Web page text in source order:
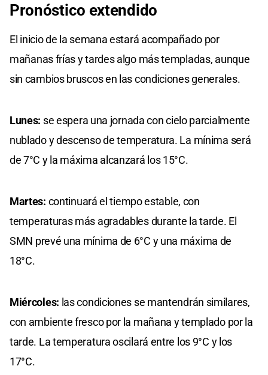
Pronóstico extendido
El inicio de la semana estará acompañado por
mañanas frías y tardes algo más templadas, aunque
sin cambios bruscos en las condiciones generales.
Lunes: se espera una jornada con cielo parcialmente
nublado y descenso de temperatura. La mínima será
de 7°C y la máxima alcanzará los 15°C.
Martes: continuará el tiempo estable, con
temperaturas más agradables durante la tarde. El
SMN prevé una mínima de 6°C y una máxima de
18°C.
Miércoles: las condiciones se mantendrán similares,
con ambiente fresco por la mañana y templado por la
tarde. La temperatura oscilará entre los 9°C y los
17°C.